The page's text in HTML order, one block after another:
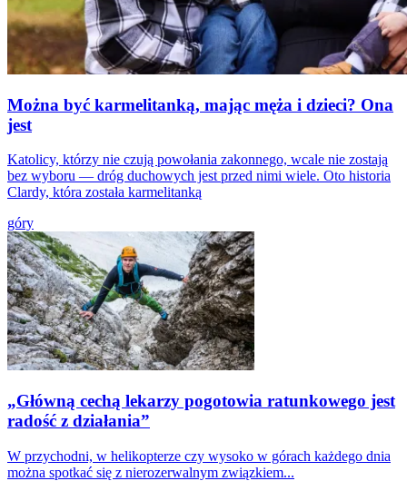
Można być karmelitanką, mając męża i dzieci? Ona
jest
Katolicy, którzy nie czują powołania zakonnego, wcale nie zostają
bez wyboru — dróg duchowych jest przed nimi wiele. Oto historia
Clardy, która została karmelitanką
góry
„Główną cechą lekarzy pogotowia ratunkowego jest
radość z działania”
W przychodni, w helikopterze czy wysoko w górach każdego dnia
można spotkać się z nierozerwalnym związkiem...